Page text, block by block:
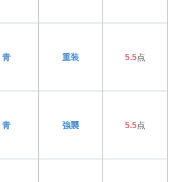
青 重装 5.5点
青 強襲 5.5点